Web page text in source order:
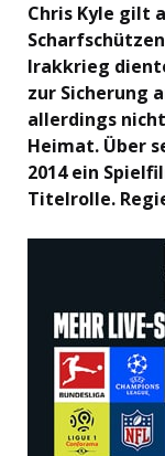
Chris Kyle gilt
Irakkrieg
zur Sicherung
allerdings
Heimat. Über
2014 ein
Titelrolle.